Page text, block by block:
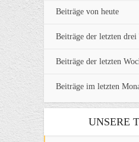
Beiträge von heute
Beiträge der letzten drei
Beiträge der letzten
Beiträge im letzten
UNSERE